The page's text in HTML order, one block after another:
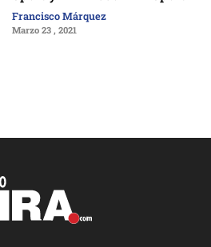
Francisco Márquez
Marzo 23 , 2021